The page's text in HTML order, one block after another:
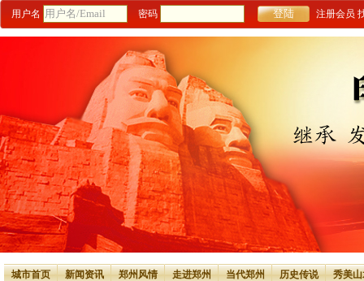
用户名 密码 注册会员
城市首页 新闻资讯 郑州风情 走进郑州 当代郑州 历史传说 秀美